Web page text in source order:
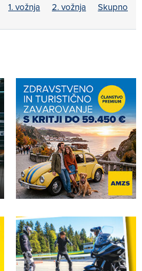
1. vožnja 2. vožnja Skupno